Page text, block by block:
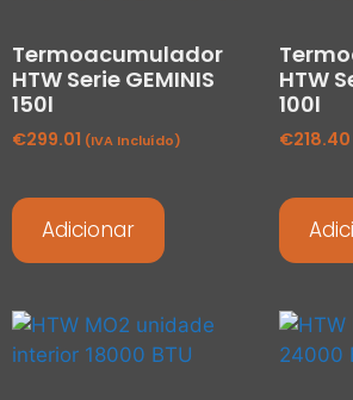
Termoacumulador
HTW Serie GEMINIS
150l
€299.01 (IVA Incluído)
Adicionar
HTW
100l
€218.40